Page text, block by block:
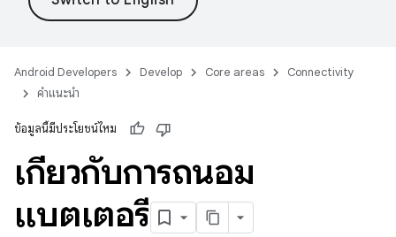
Android Developers Develop Core areas
Connectivity
คำแนะนำ
ข้อมูลนี้มีประโยชน์ไหม
เกี่ยวกับการถนอม
แบตเตอรี่